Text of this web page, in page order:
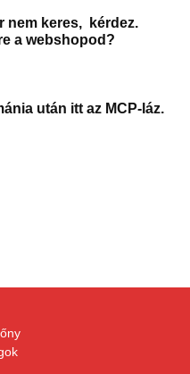
nem keres, kérdez.
a webshopod?
után itt az MCP-láz.